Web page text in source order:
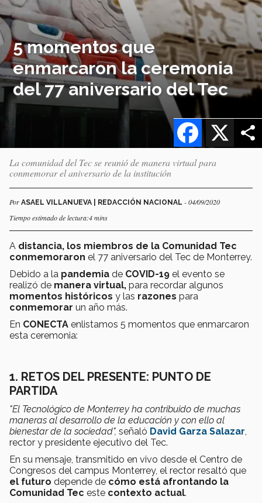
5 momentos que
enmarcaron la ceremonia
del 77 aniversario del Tec
X
Facebook
La comunidad del Tec se reunió de manera virtual para
conmemorar el aniversario de la institución
Por ASAEL VILLANUEVA | REDACCIÓN NACIONAL - 04/09/2020
Tiempo estimado de lectura:4 mins
A distancia, los miembros de la Comunidad Tec
conmemoraron el 77 aniversario del Tec de Monterrey.
Debido a la pandemia de COVID-19 el evento se
realizó de manera virtual, para recordar algunos
momentos históricos y las razones para
conmemorar un año más.
En CONECTA enlistamos 5 momentos que enmarcaron
esta ceremonia:
1. RETOS DEL PRESENTE: PUNTO DE
PARTIDA
"El Tecnológico de Monterrey ha contribuido de muchas
maneras al desarrollo de la educación y con ello al
bienestar de la sociedad", señaló David Garza Salazar
rector y presidente ejecutivo del Tec.
En su mensaje, transmitido en vivo desde el Centro de
Congresos del campus Monterrey, el rector resaltó que
el futuro depende de cómo está afrontando la
Comunidad Tec este contexto actual.